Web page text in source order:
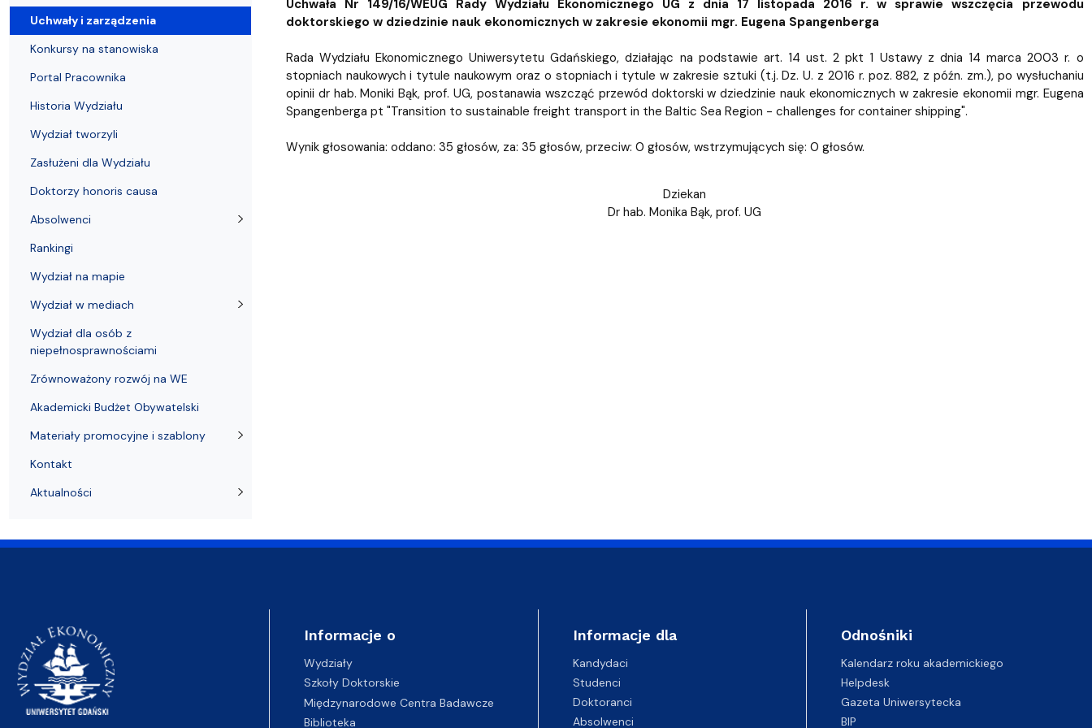
Uchwała Nr 149/16/WEUG Rady Wydziału Ekonomicznego UG z dnia 17 listopada 2016 r. w sprawie wszczęcia przewodu
doktorskiego w dziedzinie nauk ekonomicznych w zakresie ekonomii mgr. Eugena Spangenberga
Rada Wydziału Ekonomicznego Uniwersytetu Gdańskiego, działając na podstawie art. 14 ust. 2 pkt 1 Ustawy z dnia 14 marca 2003 r. o
stopniach naukowych i tytule naukowym oraz o stopniach i tytule w zakresie sztuki (t.j. Dz. U. z 2016 r. poz. 882, z późn. zm.), po wysłuchaniu
opinii dr hab. Moniki Bąk, prof. UG, postanawia wszcząć przewód doktorski w dziedzinie nauk ekonomicznych w zakresie ekonomii mgr. Eugena
Spangenberga pt "Transition to sustainable freight transport in the Baltic Sea Region - challenges for container shipping".
Wynik głosowania: oddano: 35 głosów, za: 35 głosów, przeciw: 0 głosów, wstrzymujących się: 0 głosów.
Dziekan
Dr hab. Monika Bąk, prof. UG
Uchwały i zarządzenia
Konkursy na stanowiska
Portal Pracownika
Historia Wydziału
Wydział tworzyli
Zasłużeni dla Wydziału
Doktorzy honoris causa
Absolwenci
Rankingi
Wydział na mapie
Wydział w mediach
Wydział dla osób z
niepełnosprawnościami
Zrównoważony rozwój na WE
Akademicki Budżet Obywatelski
Materiały promocyjne i szablony
Kontakt
Aktualności
Informacje o
Wydziały
Szkoły Doktorskie
Międzynarodowe Centra Badawcze
Biblioteka
Informacje dla
Kandydaci
Studenci
Doktoranci
Absolwenci
Odnośniki
Kalendarz roku akademickiego
Helpdesk
Gazeta Uniwersytecka
BIP